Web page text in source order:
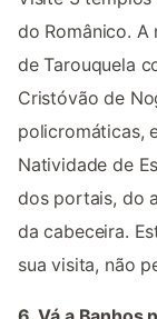
do Românico. A
de Tarouquela
Cristóvão de
policromáticas,
Natividade de
dos portais, do
da cabeceira.
sua visita, não